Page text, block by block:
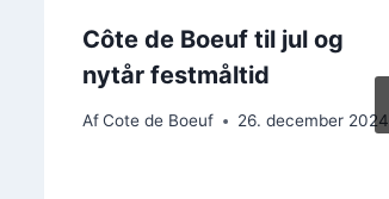
Côte de Boeuf til jul og
nytår festmåltid
Af Cote de Boeuf 26. december 2024